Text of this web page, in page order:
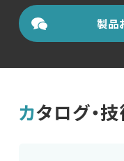
製品
カタログ・